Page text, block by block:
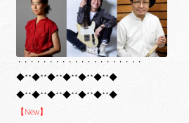
・・・・・・・・・・・・・・・・・・・・
◆**◆**◆**◆**◆**◆**◆
◆**◆**◆**◆**◆**◆**◆
【New】